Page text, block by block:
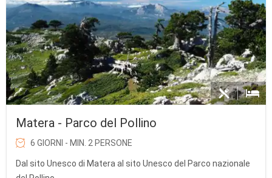
Matera - Parco del Pollino
6 GIORNI - MIN. 2 PERSONE
Dal sito Unesco di Matera al sito Unesco del Parco nazionale